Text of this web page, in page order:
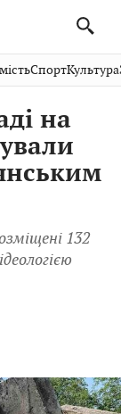
СловкоКультура
СпортКраєзнавство
Нерухомість
Домашні
тварини
СпортКультура
на
132